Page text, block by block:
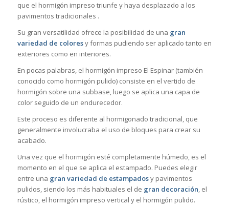
que el hormigón impreso triunfe y haya desplazado a los
pavimentos tradicionales .
Su gran versatilidad ofrece la posibilidad de una gran
variedad de coloresy formas pudiendo ser aplicado tanto en
exteriores como en interiores.
En pocas palabras, el hormigón impreso El Espinar (también
conocido como hormigón pulido) consiste en el vertido de
hormigón sobre una subbase, luego se aplica una capa de
color seguido de un endurecedor.
Este proceso es diferente al hormigonado tradicional, que
generalmente involucraba el uso de bloques para crear su
acabado.
Una vez que el hormigón esté completamente húmedo, es el
momento en el que se aplica el estampado. Puedes elegir
entre una gran variedad de estampadosy pavimentos
pulidos, siendo los más habituales el de gran decoración, el
rústico, el hormigón impreso vertical y el hormigón pulido.